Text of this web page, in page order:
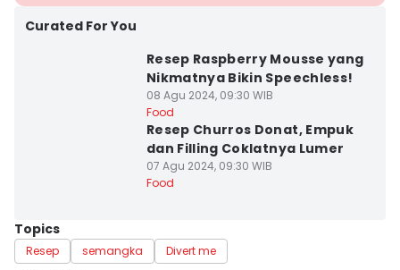
Curated For You
Resep Raspberry Mousse yang
Nikmatnya Bikin Speechless!
08 Agu 2024, 09:30 WIB
Food
Resep Churros Donat, Empuk
dan Filling Coklatnya Lumer
07 Agu 2024, 09:30 WIB
Food
Topics
Resep semangka Divert me